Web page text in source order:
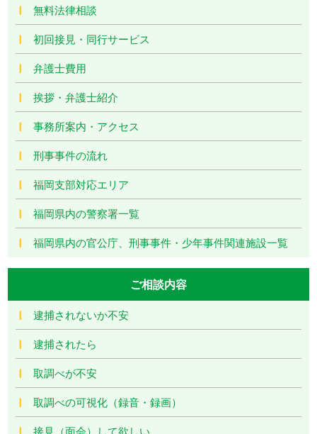
無料法律相談
初回接見・同行サービス
弁護士費用
挨拶・弁護士紹介
事務所案内・アクセス
刑事事件の流れ
福岡支部対応エリア
福岡県内の警察署一覧
福岡県内の官公庁、刑事事件・少年事件関連施設一覧
ご相談内容
逮捕されないか不安
逮捕されたら
取調べが不安
取調べの可視化（録音・録画）